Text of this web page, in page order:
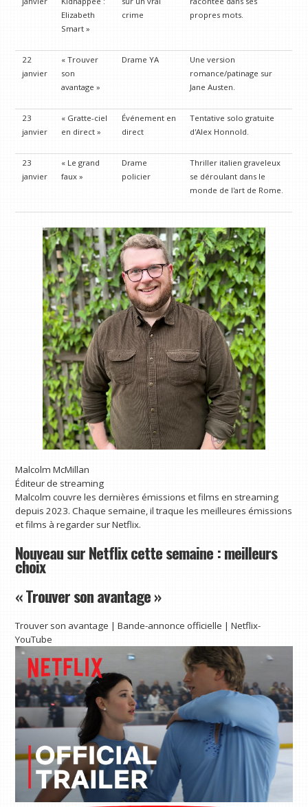
Elizabeth
Smart »
crime
propres mots.
22
janvier
« Trouver
son
avantage »
Drame YA
Une version
romance/patinage sur
Jane Austen.
23
janvier
« Gratte-ciel
en direct »
Événement en
direct
Tentative solo gratuite
d'Alex Honnold.
23
janvier
« Le grand
faux »
Drame
policier
Thriller italien graveleux
se déroulant dans le
monde de l'art de Rome.
Malcolm McMillan
Éditeur de streaming
Malcolm couvre les dernières émissions et films en streaming
depuis 2023. Chaque semaine, il traque les meilleures émissions
et films à regarder sur Netflix.
Nouveau sur Netflix cette semaine : meilleurs
choix
« Trouver son avantage »
Trouver son avantage | Bande-annonce officielle | Netflix-
YouTube